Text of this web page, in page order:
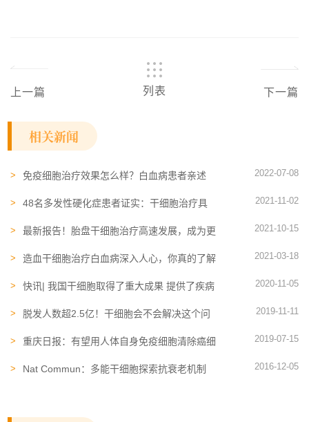
上一篇 列表 下一篇
相关新闻
免疫细胞治疗效果怎么样？白血病患者亲述
2022-07-08
48名多发性硬化症患者证实：干细胞治疗具
2021-11-02
最新报告！胎盘干细胞治疗高速发展，成为更
2021-10-15
造血干细胞治疗白血病深入人心，你真的了解
2021-03-18
快讯| 我国干细胞取得了重大成果 提供了疾病
2020-11-05
脱发人数超2.5亿！干细胞会不会解决这个问
2019-11-11
重庆日报：有望用人体自身免疫细胞清除癌细
2019-07-15
Nat Commun：多能干细胞探索抗衰老机制 2016-12-05